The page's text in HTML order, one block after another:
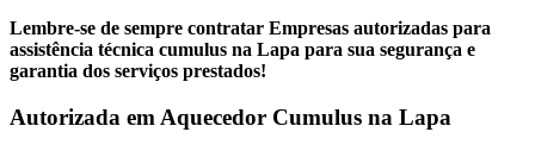
Lembre-se de sempre contratar Empresas autorizadas para
assistência técnica cumulus na Lapa para sua segurança e
garantia dos serviços prestados!
Autorizada em Aquecedor Cumulus na Lapa